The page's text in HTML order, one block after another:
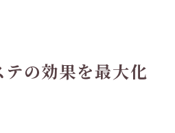
の効果を最大化